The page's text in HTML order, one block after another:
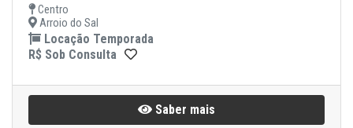
Centro
Arroio do Sal
Locação Temporada
R$ Sob Consulta
Saber mais